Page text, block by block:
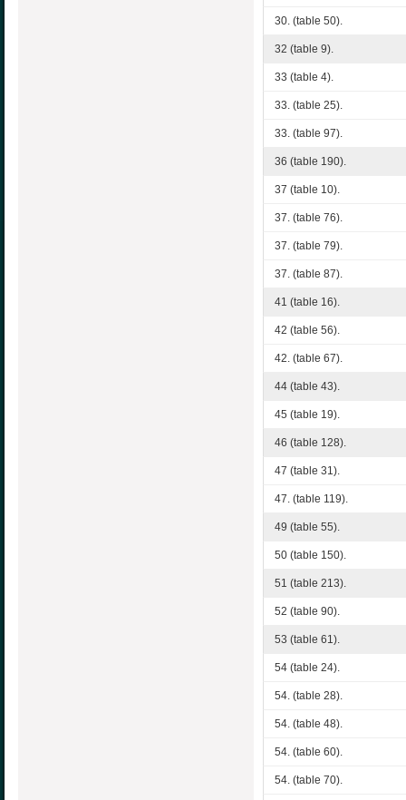
30. (table 50).
32 (table 9).
33 (table 4).
33. (table 25).
33. (table 97).
36 (table 190).
37 (table 10).
37. (table 76).
37. (table 79).
37. (table 87).
41 (table 16).
42 (table 56).
42. (table 67).
44 (table 43).
45 (table 19).
46 (table 128).
47 (table 31).
47. (table 119).
49 (table 55).
50 (table 150).
51 (table 213).
52 (table 90).
53 (table 61).
54 (table 24).
54. (table 28).
54. (table 48).
54. (table 60).
54. (table 70).